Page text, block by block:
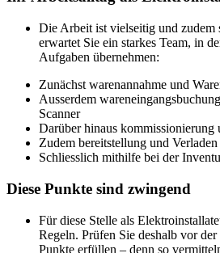
Die Arbeit ist vielseitig und zudem
erwartet Sie ein starkes Team, in
Aufgaben übernehmen:
Zunächst warenannahme und
Ausserdem
Scanner
Darüber hinaus kommissionierung
Zudem bereitstellung und
Schliesslich mithilfe bei der
Diese Punkte sind zwingend
Für diese Stelle als
Regeln. Prüfen Sie deshalb vor
Punkte erfüllen – denn so